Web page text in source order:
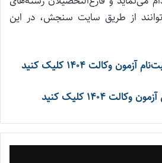
از طریق سایت سنجش، در این
وکالت ۱۴۰۴ کلیک کنید
۱۴۰۴ کلیک کنید